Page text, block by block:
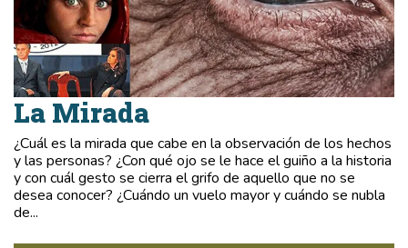
La Mirada
¿Cuál es la mirada que cabe en la observación de los hechos
y las personas? ¿Con qué ojo se le hace el guiño a la historia
y con cuál gesto se cierra el grifo de aquello que no se
desea conocer? ¿Cuándo un vuelo mayor y cuándo se nubla
de...